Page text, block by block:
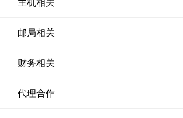
主机相关
邮局相关
财务相关
代理合作